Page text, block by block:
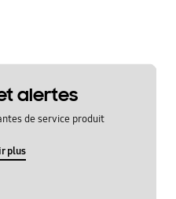
alertes
de service produit
plus